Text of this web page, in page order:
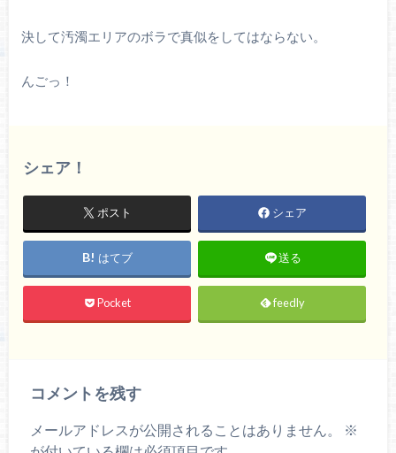
決して汚濁エリアのボラで真似をしてはならない。
んごっ！
シェア！
ポスト シェア
はてブ 送る
Pocket feedly
コメントを残す
メールアドレスが公開されることはありません。
※